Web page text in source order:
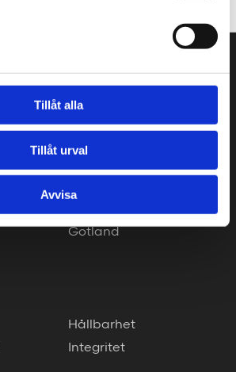
Tillåt alla
Tillåt urval
Avvisa
Gotland
Hållbarhet
Integritet